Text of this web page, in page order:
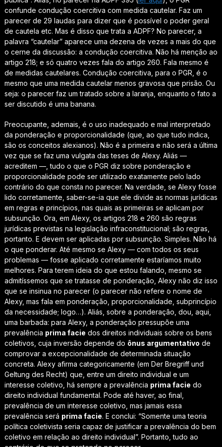
confunde condução coercitiva com medida cautelar. Faz um
parecer de 29 laudas para dizer que é possível o poder geral
de cautela etc. Mas é disso que trata a ADPF? No parecer, a
palavra “cautelar” aparece uma dezena de vezes a mais do que
o cerne da discussão: a condução coercitiva. Não há menção ao
artigo 218; e só quatro vezes fala do artigo 260. Fala mesmo é
de medidas cautelares. Condução coercitiva, para o PGR, é o
mesmo que uma medida cautelar menos gravosa que prisão. Ou
seja: o parecer faz um tratado sobre a laranja, enquanto o fato a
ser discutido é uma banana.
Preocupante, ademais, é o uso inadequado e mal interpretado
da ponderação e proporcionalidade (que, ao que tudo indica,
são os conceitos alexianos). Não é a primeira e não será a última
vez que se faz uma vulgata das teses de Alexy. Aliás —
acreditem —, tudo o que o PGR diz sobre ponderação e
proporcionalidade pode ser utilizado exatamente pelo lado
contrário do que consta no parecer. Na verdade, se Alexy fosse
lido corretamente, saber-se-ia que ele divide as normas jurídicas
em regras e princípios, nas quais as primeiras se aplicam por
subsunção. Ora, em Alexy, os artigos 218 e 260 são regras
jurídicas previstas na legislação infraconstitucional; são regras,
portanto. E devem ser aplicadas por subsunção. Simples. Não há
o que ponderar. Até mesmo se Alexy — com todos os seus
problemas — fosse aplicado corretamente estaríamos muito
melhores. Para terem ideia do que estou falando, mesmo se
admitíssemos que se tratasse de ponderação, Alexy não diz isso
que se insinua no parecer(o parecer não refere o nome de
Alexy, mas fala em ponderação, proporcionalidade, subprincípio
da necessidade; logo…). Aliás, sobre a ponderação, dou, aqui,
uma barbada: para Alexy, a ponderação pressupõe uma
prevalência prima facie dos direitos individuais sobre os bens
coletivos, cuja inversão depende do ônus argumentativo de
comprovar a excepcionalidade de determinada situação
concreta. Alexy afirma categoricamente (em Der Bregriff und
Geltung des Recht) que, entre um direito individual e um
interesse coletivo, há sempre a prevalência prima facie do
direito individual fundamental. Pode até haver, ao final,
prevalência de um interesse coletivo, mas jamais essa
prevalência será prima facie. E conclui: “Somente uma teoria
política coletivista seria capaz de justificar a prevalência do bem
coletivo em relação ao direito individual”. Portanto, tudo ao